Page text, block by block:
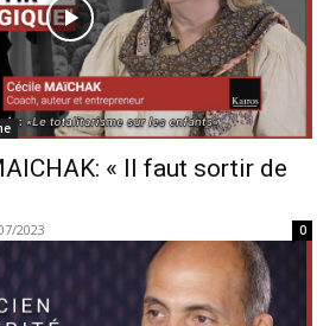
« Il faut sortir de
2023 0